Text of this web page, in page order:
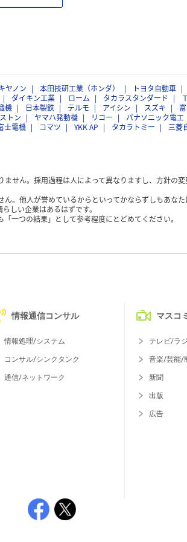
ヤノン 本田技研工業（ホンダ）
トヨタ自動車
ダイキン工業 ローム タカラスタンダード
Ｔ
機 日本製鉄 テルモ アイシン スズキ
トン ヤマハ発動機 リコー
パナソニック電工
士電機 コマツ YKK AP タカラトミー
三菱
せん。採用過程は人によって異なりますし、方針の変
。他人が誉めているからといってかならずしもあなた
しい企業はあるはずです。
一つの結果」として参考程度にとどめてください。
情報通信コンサル
情報処理/システム
コンサル/シンクタンク
通信/ネットワーク
マスコミ
テレビ/ラ
音楽/芸能/
新聞
出版
広告